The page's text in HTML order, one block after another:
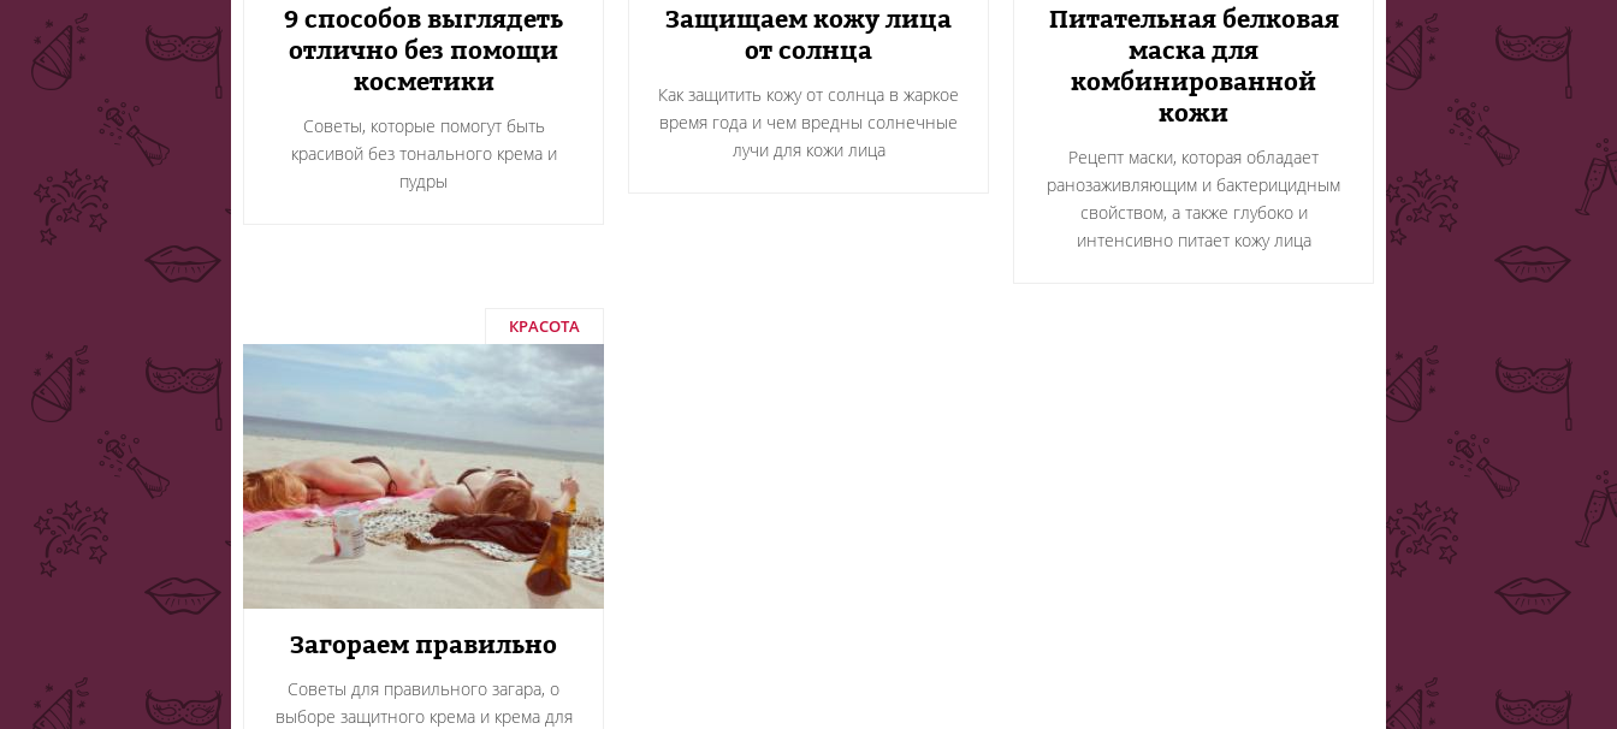
9 способов выглядеть
отлично без помощи
косметики
Советы, которые помогут быть
красивой без тонального крема и
пудры
Защищаем кожу лица
от солнца
Как защитить кожу от солнца в жаркое
время года и чем вредны солнечные
лучи для кожи лица
Питательная белковая
маска для
комбинированной
кожи
Рецепт маски, которая обладает
ранозаживляющим и бактерицидным
свойством, а также глубоко и
интенсивно питает кожу лица
КРАСОТА
Загораем правильно
Советы для правильного загара, о
выборе защитного крема и крема для